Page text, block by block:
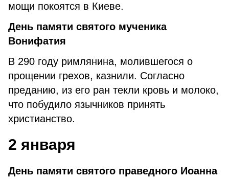
мощи покоятся в Киеве.
День памяти святого мученика
Вонифатия
В 290 году римлянина, молившегося о
прощении грехов, казнили. Согласно
преданию, из его ран текли кровь и молоко,
что побудило язычников принять
христианство.
2 января
День памяти святого праведного Иоанна